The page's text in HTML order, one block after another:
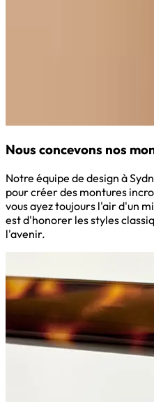
Nous concevons nos
Notre équipe de design à
pour créer des montures
vous ayez toujours l'air d'un
est d'honorer les styles
l'avenir.